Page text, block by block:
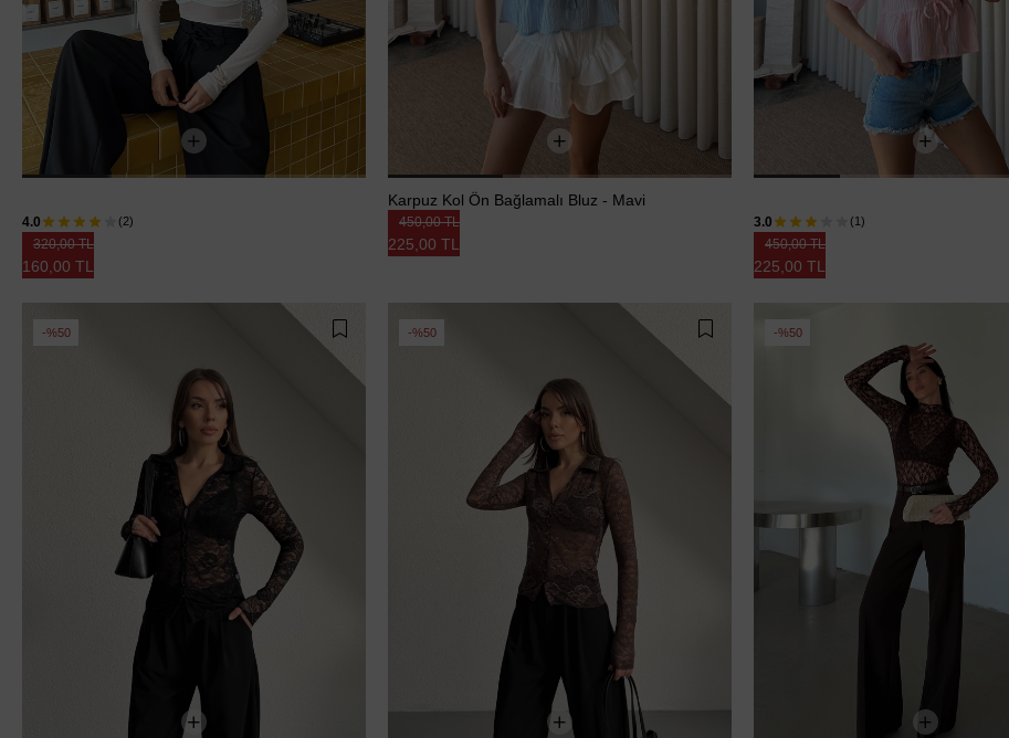
4.0 (2)
160,00 TL
320,00 TL
Karpuz Kol Ön Bağlamalı Bluz - Mavi
225,00 TL
450,00 TL 3.0 (1)
225,00 TL
450,00 TL
%50 %50 %50